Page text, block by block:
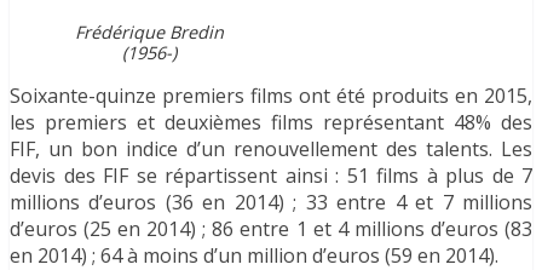
Frédérique Bredin
(1956-)
Soixante-quinze premiers films ont été produits en 2015,
les premiers et deuxièmes films représentant 48% des
FIF, un bon indice d’un renouvellement des talents. Les
devis des FIF se répartissent ainsi : 51 films à plus de 7
millions d’euros (36 en 2014) ; 33 entre 4 et 7 millions
d’euros (25 en 2014) ; 86 entre 1 et 4 millions d’euros (83
en 2014) ; 64 à moins d’un million d’euros (59 en 2014).